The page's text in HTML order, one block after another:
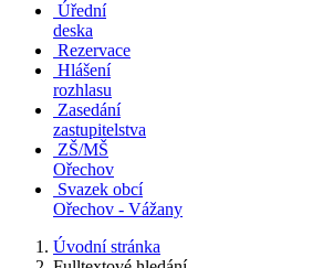
Úřední
deska
Rezervace
Hlášení
rozhlasu
Zasedání
zastupitelstva
ZŠ/MŠ
Ořechov
Svazek obcí
Ořechov - Vážany
Úvodní stránka